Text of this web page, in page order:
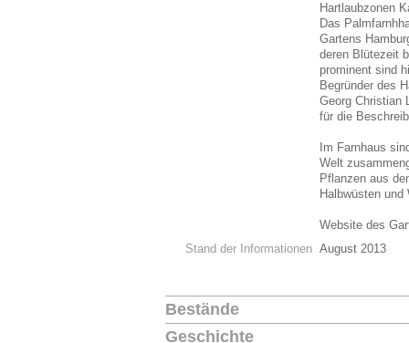
Hartlaubzonen
Das
Gartens
deren Blütezeit
prominent sind
Begründer des
Georg Christian
für die
Im Farnhaus
Welt
Pflanzen aus
Halbwüsten
Website des
Stand der Informationen August 2013
Bestände
Geschichte